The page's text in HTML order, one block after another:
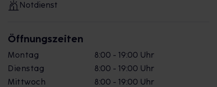
Notdienst
Öffnungszeiten
Montag
8:00 - 19:00 Uhr
Dienstag
8:00 - 19:00 Uhr
Mittwoch
8:00 - 19:00 Uhr